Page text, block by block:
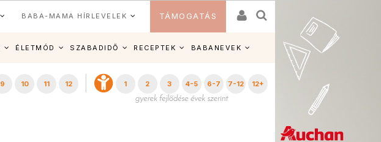
BABA-MAMA HÍRLEVELEK TÁMOGATÁS
ÉLETMÓD SZABADIDŐ RECEPTEK BABANEVEK
9 10 11 12 1 2 3 4-5 6-7 7-12 12+